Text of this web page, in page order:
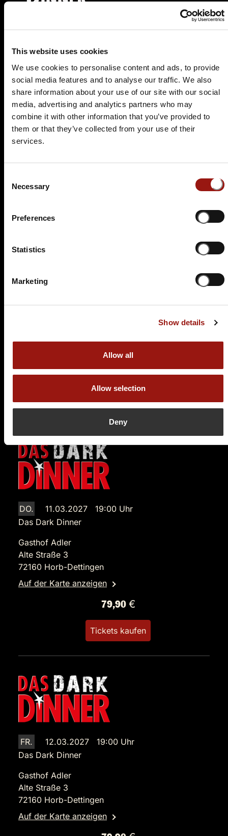
This website uses cookies
We use cookies to personalise content and ads, to provide
social media features and to analyse our traffic. We also
share information about your use of our site with our social
media, advertising and analytics partners who may
combine it with other information that you’ve provided to
them or that they’ve collected from your use of their
services.
Selection
Necessary
Preferences
Statistics
Marketing
Show details
Allow all
Allow selection
Deny
SA.
16.01.2027 19:00 Uhr
Gasthof Adler
Alte Straße 3
72160 Horb-Dettingen
Auf der Karte anzeigen
89,90 €
Der letzte Joint der Marie Juana - Ein Hippie
Auf der Karte anzeigen
79,90 €
DO.
11.03.2027 19:00 Uhr
Das Dark Dinner
Gasthof Adler
Alte Straße 3
72160 Horb-Dettingen
Auf der Karte anzeigen
79,90 €
Tickets kaufen
FR.
12.03.2027 19:00 Uhr
Das Dark Dinner
Gasthof Adler
Alte Straße 3
72160 Horb-Dettingen
Auf der Karte anzeigen